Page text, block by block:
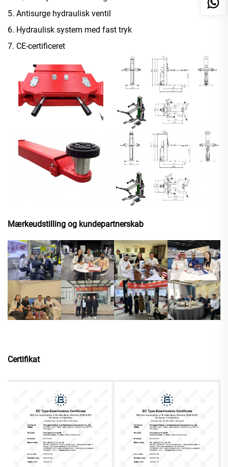
5. Antisurge hydraulisk ventil
6. Hydraulisk system med fast tryk
7. CE-certificeret
Mærkeudstilling og kundepartnerskab
Certifikat